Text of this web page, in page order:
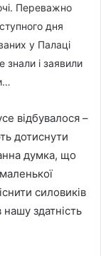
Переважно
дня
у Палаці
і заявили
відбувалося –
дотиснути
думка, що
силовиків
нашу здатність